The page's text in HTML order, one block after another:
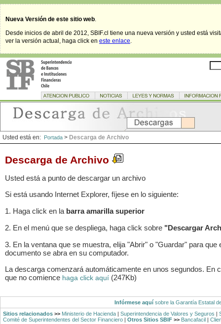
Nueva Versión de este sitio web.
Desde inicios de abril de 2012, SBIF.cl tiene una nueva versión y usted está
ver la versión actual, haga click en este enlace.
Usted está en: Portada > Descarga de Archivo
Descarga de Archivo
Usted está a punto de descargar un archivo
Si está usando Internet Explorer, fíjese en lo siguiente:
1. Haga click en la barra amarilla superior
2. En el menú que se despliega, haga click sobre "Descargar
3. En la ventana que se muestra, elija "Abrir" o "Guardar" para que
documento se abra en su computador.
La descarga comenzará automáticamente en unos segundos. En
que no comience haga click aquí (247Kb)
Infórmese aquísobre la Garantía Estatal
Sitios relacionados >> Ministerio de Hacienda | Superintendencia de Valores y Seguros |
Comité de Superintendentes del Sector Financiero | Otros Sitios SBIF >> Bancafacil |